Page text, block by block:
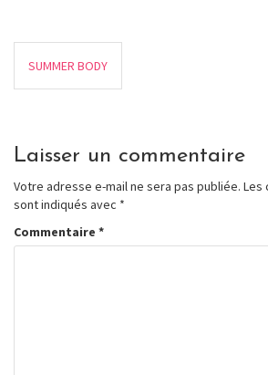
SUMMER BODY
Laisser un commentaire
Votre adresse e-mail ne sera pas publiée. Les
sont indiqués avec *
Commentaire *